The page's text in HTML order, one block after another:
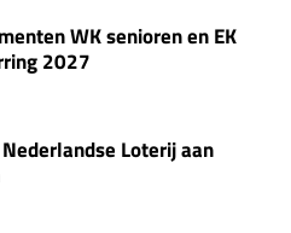
WK senioren en EK
2027
Loterij aan